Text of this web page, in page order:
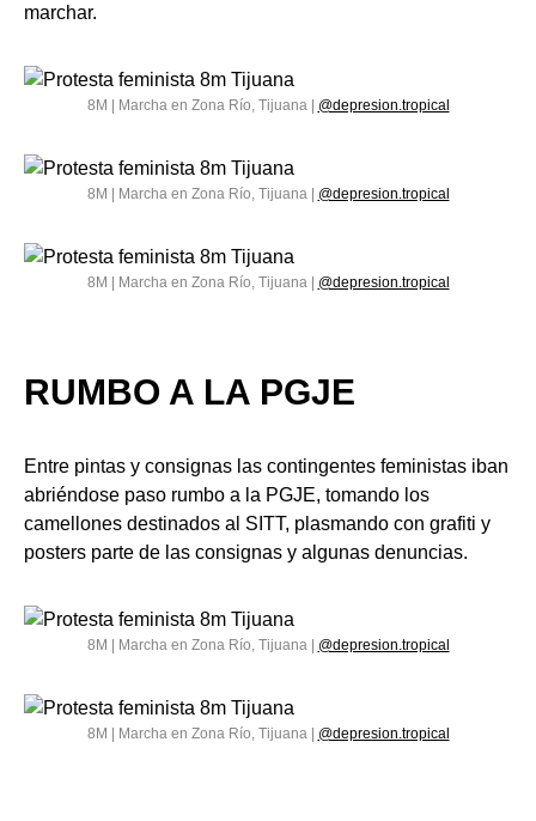
marchar.
8M | Marcha en Zona Río, Tijuana | @depresion.tropical
8M | Marcha en Zona Río, Tijuana | @depresion.tropical
8M | Marcha en Zona Río, Tijuana | @depresion.tropical
RUMBO A LA PGJE
Entre pintas y consignas las contingentes feministas iban
abriéndose paso rumbo a la PGJE, tomando los
camellones destinados al SITT, plasmando con grafiti y
posters parte de las consignas y algunas denuncias.
8M | Marcha en Zona Río, Tijuana | @depresion.tropical
8M | Marcha en Zona Río, Tijuana | @depresion.tropical